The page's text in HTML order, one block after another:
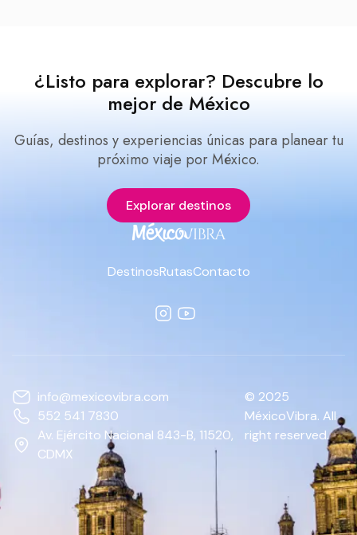
¿Listo para explorar? Descubre lo
mejor de México
Guías, destinos y experiencias únicas para planear tu
próximo viaje por México.
Explorar destinos
DestinosRutasContacto
info@mexicovibra.com
552 541 7830
Av. Ejército Nacional 843-B, 11520,
CDMX
© 2025
MéxicoVibra. All
right reserved.